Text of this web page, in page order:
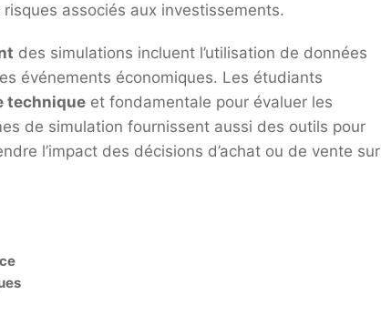
associés aux investissements.
des simulations incluent l’utilisation de données
événements économiques. Les étudiants
technique et fondamentale pour évaluer les
de simulation fournissent aussi des outils pour
l’impact des décisions d’achat ou de vente sur